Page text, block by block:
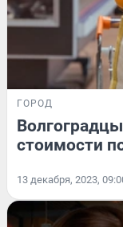
ГОРОД
стоимости
13 декабря, 2023,